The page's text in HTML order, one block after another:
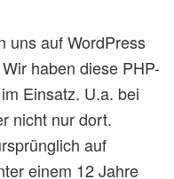
uns auf WordPress
haben diese PHP-
Einsatz. U.a. bei
nicht nur dort.
auf
einem 12 Jahre